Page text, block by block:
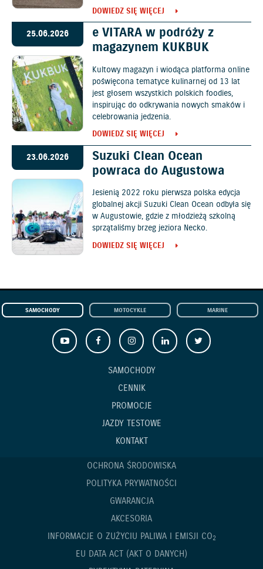
DOWIEDZ SIĘ WIĘCEJ
25.06.2026
e VITARA w podróży z
magazynem KUKBUK
Kultowy magazyn i wiodąca platforma online
poświęcona tematyce kulinarnej od 13 lat
jest głosem wszystkich polskich foodies,
inspirując do odkrywania nowych smaków i
celebrowania jedzenia.
DOWIEDZ SIĘ WIĘCEJ
23.06.2026
Suzuki Clean Ocean
powraca do Augustowa
Jesienią 2022 roku pierwsza polska edycja
globalnej akcji Suzuki Clean Ocean odbyła się
w Augustowie, gdzie z młodzieżą szkolną
sprzątaliśmy brzeg jeziora Necko.
DOWIEDZ SIĘ WIĘCEJ
SAMOCHODY MOTOCYKLE MARINE
SAMOCHODY
CENNIK
PROMOCJE
JAZDY TESTOWE
KONTAKT
OCHRONA ŚRODOWISKA
POLITYKA PRYWATNOŚCI
GWARANCJA
AKCESORIA
INFORMACJE O ZUŻYCIU PALIWA I EMISJI CO2
EU DATA ACT (AKT O DANYCH)